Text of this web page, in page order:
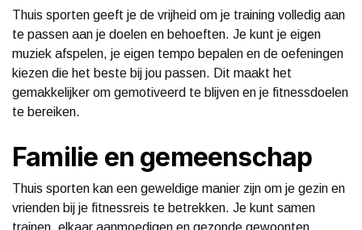
Thuis sporten geeft je de vrijheid om je training volledig aan
te passen aan je doelen en behoeften. Je kunt je eigen
muziek afspelen, je eigen tempo bepalen en de oefeningen
kiezen die het beste bij jou passen. Dit maakt het
gemakkelijker om gemotiveerd te blijven en je fitnessdoelen
te bereiken.
Familie en gemeenschap
Thuis sporten kan een geweldige manier zijn om je gezin en
vrienden bij je fitnessreis te betrekken. Je kunt samen
trainen, elkaar aanmoedigen en gezonde gewoonten